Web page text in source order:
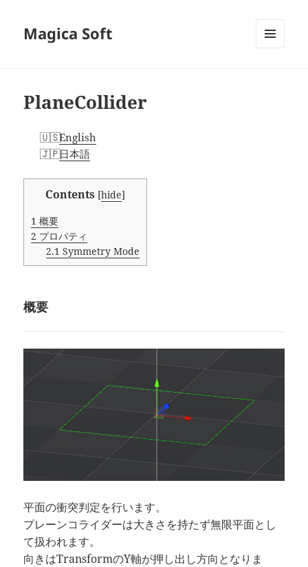
Magica Soft
PlaneCollider
English
日本語
Contents [hide]
1 概要
2 プロパティ
2.1 Symmetry Mode
概要
平面の衝突判定を行います。
プレーンコライダーは大きさを持たず無限平面とし
て扱われます。
向きはTransformのY軸が押し出し方向となりま